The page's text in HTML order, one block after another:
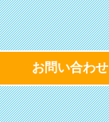
お問い合わせ